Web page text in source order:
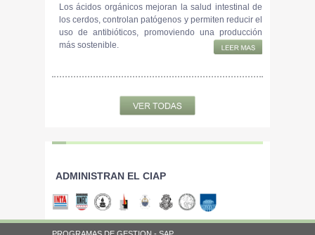
Los ácidos orgánicos mejoran la salud intestinal de
los cerdos, controlan patógenos y permiten reducir el
uso de antibióticos, promoviendo una producción
más sostenible.
ADMINISTRAN EL CIAP